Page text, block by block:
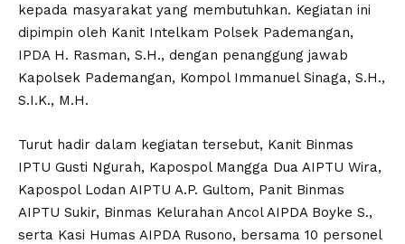
kepada masyarakat yang membutuhkan. Kegiatan ini
dipimpin oleh Kanit Intelkam Polsek Pademangan,
IPDA H. Rasman, S.H., dengan penanggung jawab
Kapolsek Pademangan, Kompol Immanuel Sinaga, S.H.,
S.I.K., M.H.
Turut hadir dalam kegiatan tersebut, Kanit Binmas
IPTU Gusti Ngurah, Kapospol Mangga Dua AIPTU Wira,
Kapospol Lodan AIPTU A.P. Gultom, Panit Binmas
AIPTU Sukir, Binmas Kelurahan Ancol AIPDA Boyke S.,
serta Kasi Humas AIPDA Rusono, bersama 10 personel